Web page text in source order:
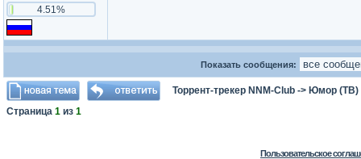
4.51%
Показать сообщения:
Торрент-трекер NNM-Club -> Юмор (ТВ)
Страница 1 из 1
Пользовательское